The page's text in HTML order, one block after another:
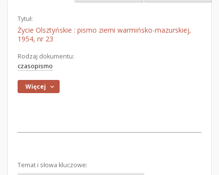
Tytuł:
Życie Olsztyńskie : pismo ziemi warmińsko-mazurskiej,
1954, nr 23
Rodzaj dokumentu:
czasopismo
Więcej
Temat i słowa kluczowe: